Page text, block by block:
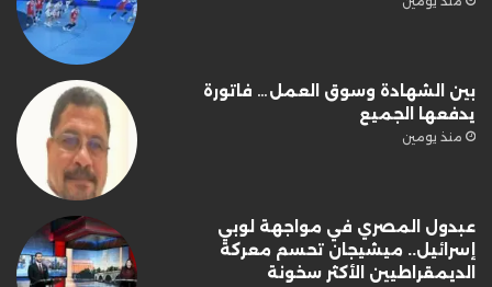
بين الشهادة وسوق العمل… فاتورة
يدفعها الجميع
منذ يومين
عبدول المصري في مواجهة لوبي
إسرائيل.. ميشيجان تحسم معركة
الديمقراطيين الأكثر سخونة